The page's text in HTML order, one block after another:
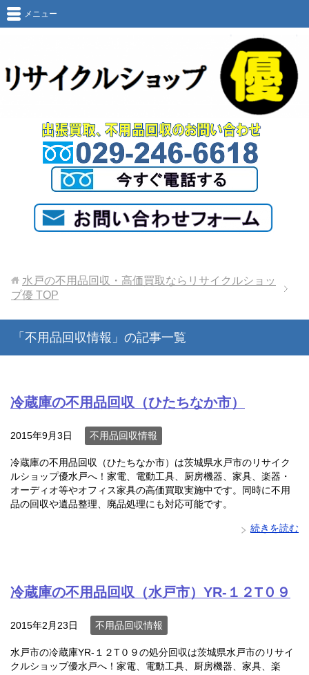
メニュー
水戸の不用品回収・高価買取ならリサイクルショッ
プ優 TOP
「不用品回収情報」の記事一覧
冷蔵庫の不用品回収（ひたちなか市）
2015年9月3日 不用品回収情報
冷蔵庫の不用品回収（ひたちなか市）は茨城県水戸市のリサイク
ルショップ優水戸へ！家電、電動工具、厨房機器、家具、楽器・
オーディオ等やオフィス家具の高価買取実施中です。同時に不用
品の回収や遺品整理、廃品処理にも対応可能です。
続きを読む
冷蔵庫の不用品回収（水戸市）YR-１２T０９
2015年2月23日 不用品回収情報
水戸市の冷蔵庫YR-１２T０９の処分回収は茨城県水戸市のリサイ
クルショップ優水戸へ！家電、電動工具、厨房機器、家具、楽